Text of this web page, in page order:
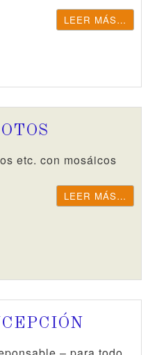
LEER MÁS…
etc. con mosáicos
LEER MÁS…